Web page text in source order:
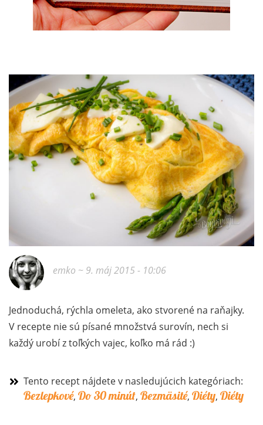
emko ~ 9. máj 2015 - 10:06
Jednoduchá, rýchla omeleta, ako stvorené na raňajky.
V recepte nie sú písané množstvá surovín, nech si
každý urobí z toľkých vajec, koľko má rád :)
Tento recept nájdete v nasledujúcich kategóriach:
Bezlepkové, Do 30 minút, Bezmäsité, Diéty, Diéty